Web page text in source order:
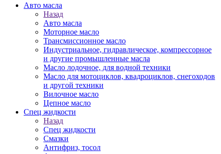
Авто масла
Назад
Авто масла
Моторное масло
Трансмиссионное масло
Индустриальное, гидравлическое, компрессорное
и другие промышленные масла
Масло лодочное, для водной техники
Масло для мотоциклов, квадроциклов, снегоходов
и другой техники
Вилочное масло
Цепное масло
Спец жидкости
Назад
Спец жидкости
Смазки
Антифриз, тосол